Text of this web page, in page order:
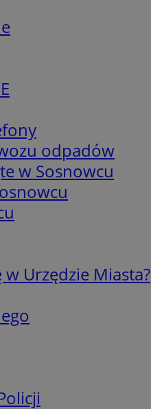
odpadów
w Sosnowcu
w Urzędzie Miasta?